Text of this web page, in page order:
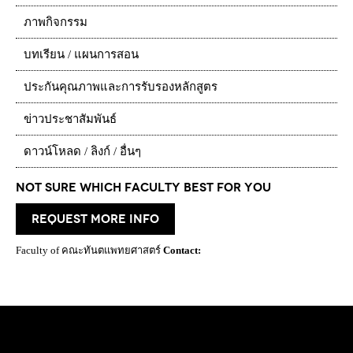
ภาพกิจกรรม
บทเรียน / แผนการสอน
ประกันคุณภาพและการรับรองหลักสูตร
ข่าวประชาสัมพันธ์
ดาวน์โหลด / ลิงก์ / อื่นๆ
Not Sure which Faculty best for you
request more info
Faculty of คณะทันตแพทยศาสตร์ Contact: